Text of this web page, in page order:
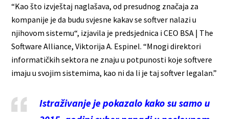
“Kao što izvještaj naglašava, od presudnog značaja za
kompanije je da budu svjesne kakav se softver nalazi u
njihovom sistemu“, izjavila je predsjednica i CEO BSA | The
Software Alliance, Viktorija A. Espinel. “Mnogi direktori
informatičkih sektora ne znaju u potpunosti koje softvere
imaju u svojim sistemima, kao ni da li je taj softver legalan.”
Istraživanje je pokazalo kako su samo u